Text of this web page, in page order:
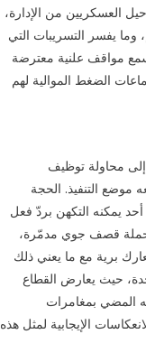
العسكريين من الإدارة،
وما يفسر التسريبات التي
مواقف علنية معترضة
الضغط الموالية لهم
محاولة توظيف
موضع التنفيذ. الحجة
يمكنه التكهن بردّ فعل
بحملة قصف جوي مدمّرة،
برية مع ما يعني ذلك
حيث يعارض القطاع
المضي بمغامرات
الإيجابية لمثل هذه